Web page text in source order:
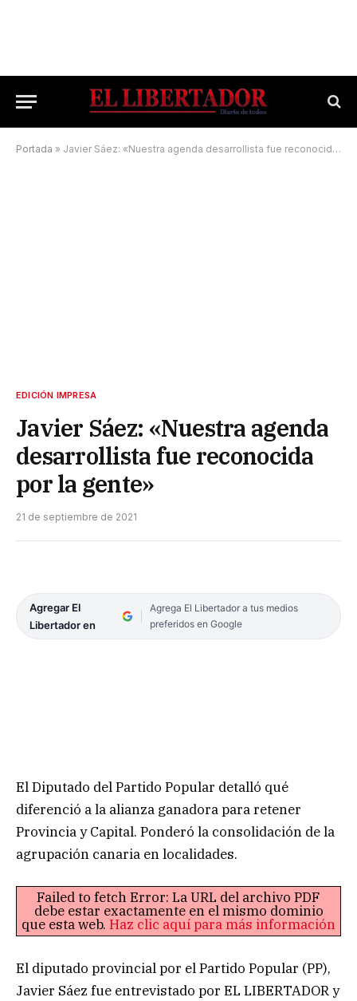
Portada » Javier Sáez: «Nuestra agenda desarrollista fue reconocida por la gente»
EDICIÓN IMPRESA
Javier Sáez: «Nuestra agenda
desarrollista fue reconocida
por la gente»
21 de septiembre de 2021
Agregar El
Libertador en
Agrega El Libertador a tus medios
preferidos en Google
El Diputado del Partido Popular detalló qué
diferenció a la alianza ganadora para retener
Provincia y Capital. Ponderó la consolidación de la
agrupación canaria en localidades.
Failed to fetch Error: La URL del archivo PDF
debe estar exactamente en el mismo dominio
que esta web. Haz clic aquí para más información
El diputado provincial por el Partido Popular (PP),
Javier Sáez fue entrevistado por EL LIBERTADOR y